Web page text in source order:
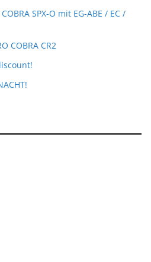
SPX-O mit EG-ABE / EC /
COBRA CR2